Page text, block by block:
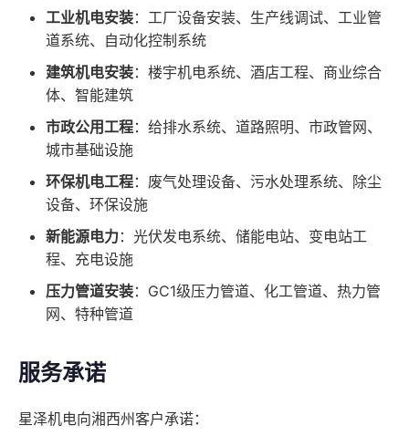
工业机电安装：工厂设备安装、生产线调试、工业管
道系统、自动化控制系统
建筑机电安装：楼宇机电系统、酒店工程、商业综合
体、智能建筑
市政公用工程：给排水系统、道路照明、市政管网、
城市基础设施
环保机电工程：废气处理设备、污水处理系统、除尘
设备、环保设施
新能源电力：光伏发电系统、储能电站、变电站工
程、充电设施
压力管道安装：GC1级压力管道、化工管道、热力管
网、特种管道
服务承诺
星泽机电向湘西州客户承诺：